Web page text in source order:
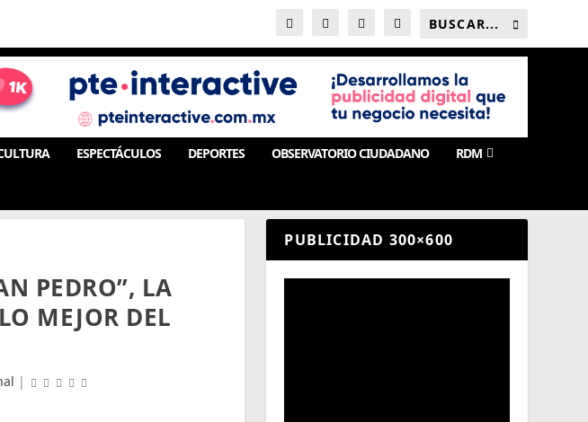
ESPECTÁCULOS DEPORTES OBSERVATORIO CIUDADANO RDM
PEDRO”, LA
MEJOR DEL
|
PUBLICIDAD 300×600